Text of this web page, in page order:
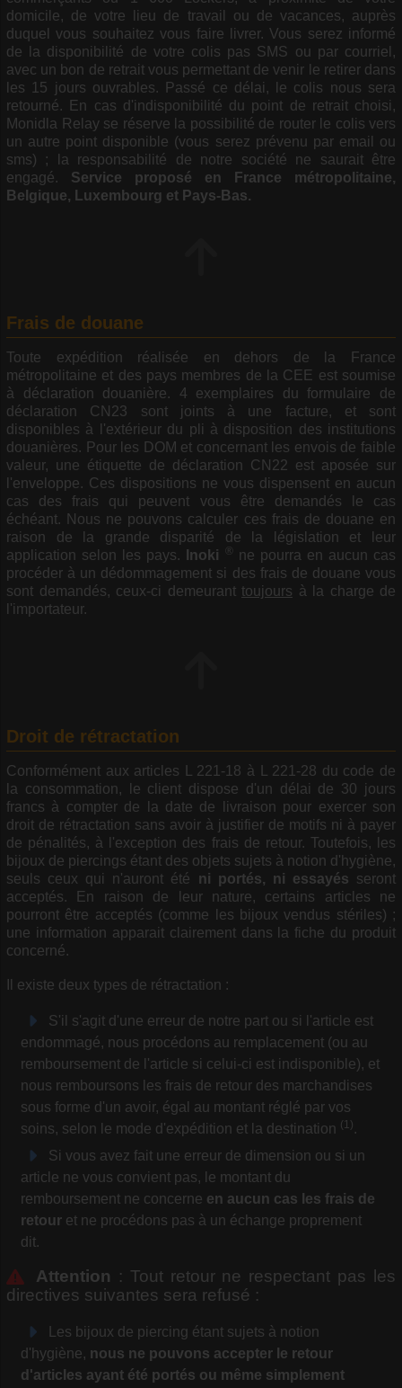
domicile, de votre lieu de travail ou de vacances, auprès
duquel vous souhaitez vous faire livrer. Vous serez informé
de la disponibilité de votre colis pas SMS ou par courriel,
avec un bon de retrait vous permettant de venir le retirer dans
les 15 jours ouvrables. Passé ce délai, le colis nous sera
retourné. En cas d'indisponibilité du point de retrait choisi,
Monidla Relay se réserve la possibilité de router le colis vers
un autre point disponible (vous serez prévenu par email ou
sms) ; la responsabilité de notre société ne saurait être
engagé. Service proposé en France métropolitaine,
Belgique, Luxembourg et Pays-Bas.
Frais de douane
Toute expédition réalisée en dehors de la France
métropolitaine et des pays membres de la CEE est soumise
à déclaration douanière. 4 exemplaires du formulaire de
déclaration CN23 sont joints à une facture, et sont
disponibles à l'extérieur du pli à disposition des institutions
douanières. Pour les DOM et concernant les envois de faible
valeur, une étiquette de déclaration CN22 est aposée sur
l'enveloppe. Ces dispositions ne vous dispensent en aucun
cas des frais qui peuvent vous être demandés le cas
échéant. Nous ne pouvons calculer ces frais de douane en
raison de la grande disparité de la législation et leur
application selon les pays.
Inoki ®
ne pourra en aucun cas
procéder à un dédommagement si des frais de douane vous
sont demandés, ceux-ci demeurant toujours à la charge de
l'importateur.
Droit de rétractation
Conformément aux articles L 221-18 à L 221-28 du code de
la consommation, le client dispose d'un délai de 30 jours
francs à compter de la date de livraison pour exercer son
droit de rétractation sans avoir à justifier de motifs ni à payer
de pénalités, à l'exception des frais de retour. Toutefois, les
bijoux de piercings étant des objets sujets à notion d'hygiène,
seuls ceux qui n'auront été ni portés, ni essayés seront
acceptés. En raison de leur nature, certains articles ne
pourront être acceptés (comme les bijoux vendus stériles) ;
une information apparait clairement dans la fiche du produit
concerné.
Il existe deux types de rétractation :
S'il s'agit d'une erreur de notre part ou si l'article est
endommagé, nous procédons au remplacement (ou au
remboursement de l'article si celui-ci est indisponible), et
nous remboursons les frais de retour des marchandises
sous forme d'un avoir, égal au montant réglé par vos
soins, selon le mode d'expédition et la destination (1) .
Si vous avez fait une erreur de dimension ou si un
article ne vous convient pas, le montant du
remboursement ne concerne en aucun cas les frais de
retour et ne procédons pas à un échange proprement
dit.
Attention : Tout retour ne respectant pas les
directives suivantes sera refusé :
Les bijoux de piercing étant sujets à notion
d'hygiène, nous ne pouvons accepter le retour
d'articles ayant été portés ou même simplement